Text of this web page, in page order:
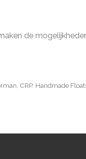
de
CRP. Handmade